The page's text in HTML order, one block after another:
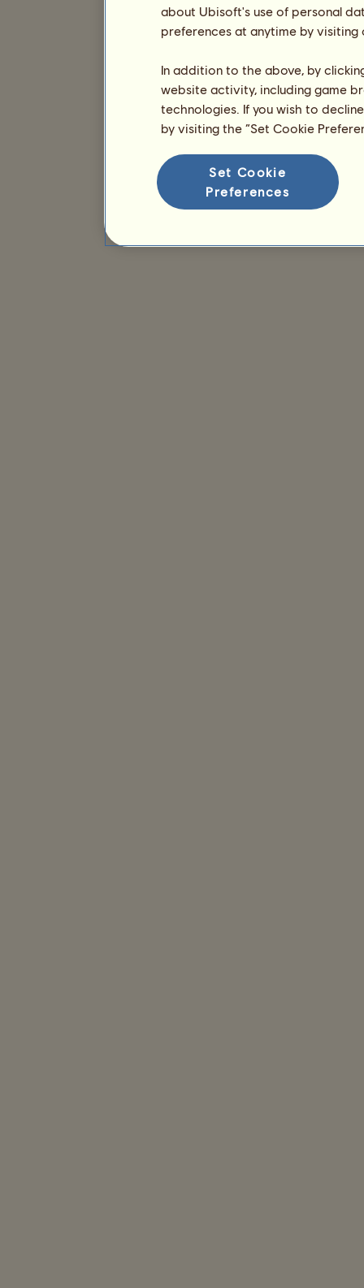
about Ubisoft's use of personal
preferences at anytime by
In addition to the above, by
website activity, including game
technologies. If you wish to
by visiting the “Set Cookie
Set Cookie
Preferences